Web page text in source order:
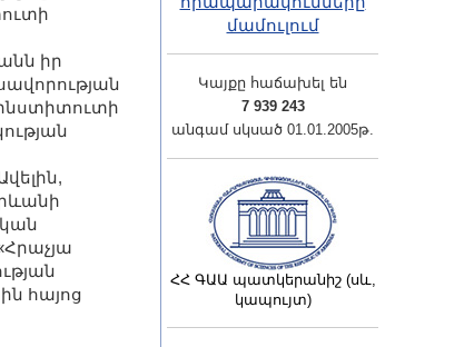
իր
հայոց
մամուլում
Կայքը հաճախել են
7 939 243
անգամ սկսած 01.01.2005թ.
ՀՀ ԳԱԱ պատկերանիշ (սև,
կապույտ)